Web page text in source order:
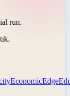
run.
.
EconomicEdge